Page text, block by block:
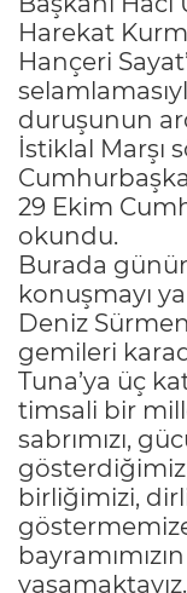
Harekat
Hançeri
duruşunun
İstiklal Marşı
29 Ekim
okundu.
Burada
konuşmayı
Deniz
gemileri
Tuna’ya üç
timsali bir
sabrımızı,
birliğimizi,